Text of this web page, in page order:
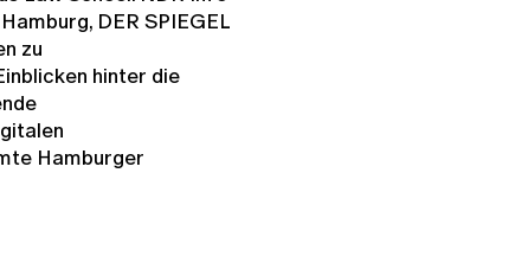
DER SPIEGEL
zu
hinter die
Hamburger